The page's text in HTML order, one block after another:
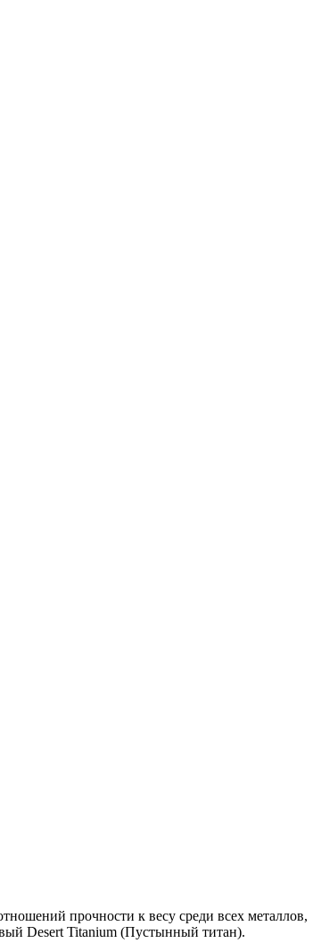
прочности к весу среди всех металлов,
Desert Titanium (Пустынный титан).